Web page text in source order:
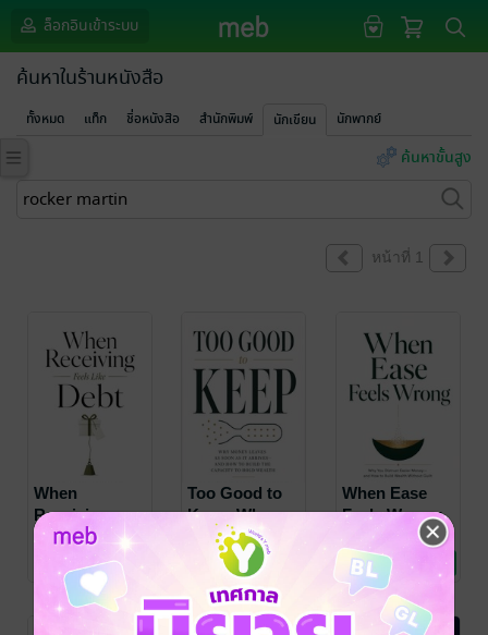
ล็อกอินเข้าระบบ
ค้นหาในร้านหนังสือ
ทั้งหมด แท็ก ชื่อหนังสือ สำนักพิมพ์ นักเขียน นักพากย์
ค้นหาขั้นสูง
หน้าที่ 1
When
Receiving
Feels Like
Debt : Money,
Help, and the
Hidden Guilt
of Being
Rocker Martin
พัฒนาตนเอง
No Rating
Too Good to
Keep: Why
Money Leaves
as Soon as It
Arrives—and
How to Build
the Capacity
Rocker Martin
การเงินการลงทุน
1 Rating
When Ease
Feels Wrong:
Why You
Distrust
Easier Money
—and How to
Build Wealth
Rocker Martin
การเงินการลงทุน
1 Rating